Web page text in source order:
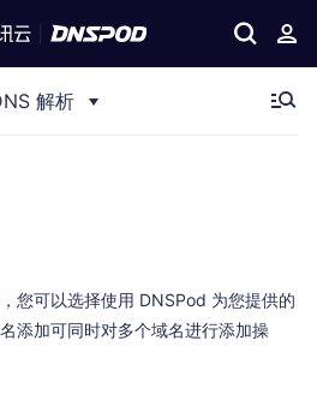
解析
您可以选择使用 DNSPod 为您提供的
添加可同时对多个域名进行添加操